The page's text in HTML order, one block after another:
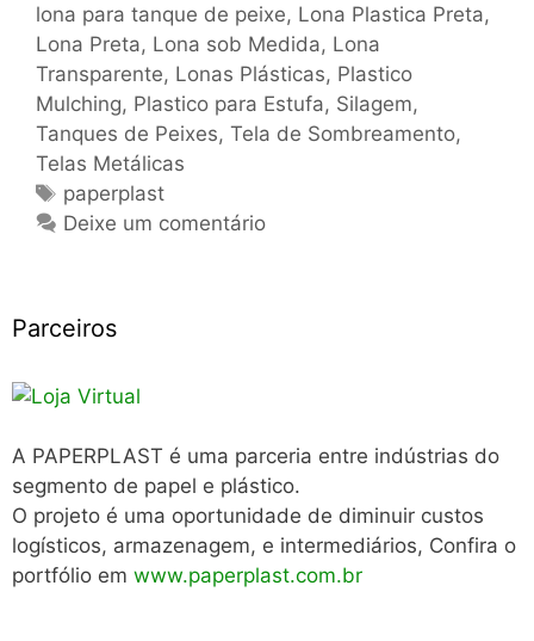
lona para tanque de peixe, Lona Plastica Preta,
Lona Preta, Lona sob Medida, Lona
Transparente, Lonas Plásticas, Plastico
Mulching, Plastico para Estufa, Silagem,
Tanques de Peixes, Tela de Sombreamento,
Telas Metálicas
Tags
paperplast
Deixe um comentário
Parceiros
A PAPERPLAST é uma parceria entre indústrias do
segmento de papel e plástico.
O projeto é uma oportunidade de diminuir custos
logísticos, armazenagem, e intermediários, Confira o
portfólio em www.paperplast.com.br